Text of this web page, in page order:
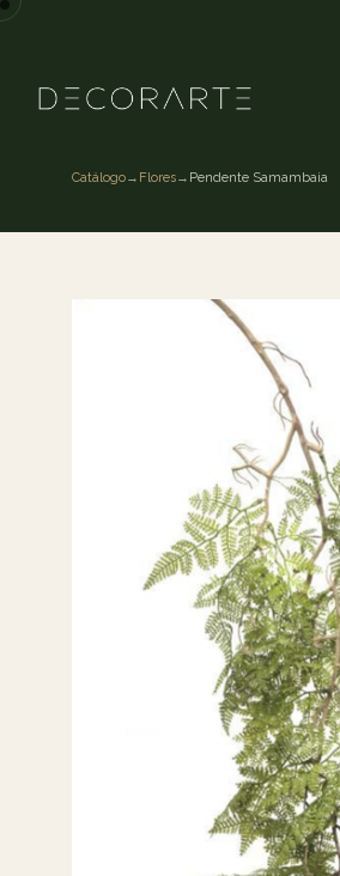
Catálogo→ Flores→ Pendente Samambaia